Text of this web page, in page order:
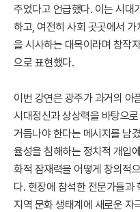
주었다고 언급했다. 이는 시대
하고, 여전히 사회 곳곳에서
을 시사하는 대목이라며 창작
으로 표현했다.
이번 강연은 광주가 과거의 아
시대정신과 상상력을 바탕으
거듭나야 한다는 메시지를 남
율성을 침해하는 정치적 개입
화적 잠재력을 어떻게 창의적
다. 현장에 참석한 전문가들과
지역 문화 생태계에 새로운 자